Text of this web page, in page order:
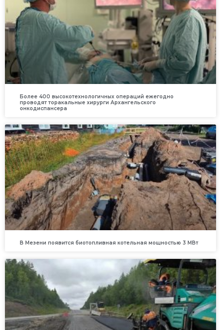
Более 400 высокотехнологичных операций ежегодно
проводят торакальные хирурги Архангельского
онкодиспансера
В Мезени появится биотопливная котельная мощностью 3 МВт